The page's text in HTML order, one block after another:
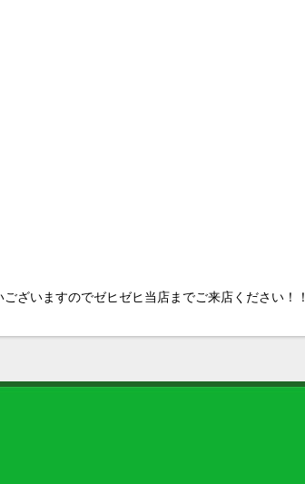
ざいますのでゼヒゼヒ当店までご来店ください！！